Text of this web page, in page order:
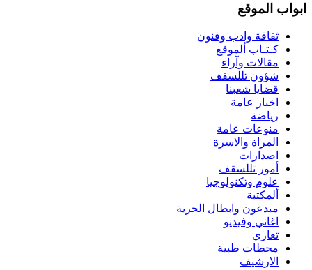
ابواب الموقع
ثقافة وادب وفنون
كـتـاب ألموقع
مقالات وآراء
شؤون تللسقف
قضايا شعبنا
اخبار عامة
رياضة
منوعات عامة
المراة والاسرة
اصدارات
أمور تللسقف
علوم وتكنولوجيا
ألمكتبة
مبدعون وابطال الحرية
اغاني وفيديو
تعازي
محطات طبية
الارشيف